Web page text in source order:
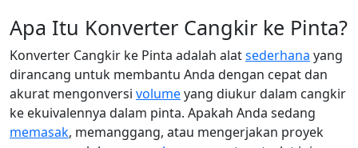
Apa Itu Konverter Cangkir ke Pinta?
Konverter Cangkir ke Pinta adalah alatsederhana yang
dirancang untuk membantu Anda dengan cepat dan
akurat mengonversi volumeyang diukur dalam cangkir
ke ekuivalennya dalam pinta. Apakah Anda sedang
memasak, memanggang, atau mengerjakan proyek